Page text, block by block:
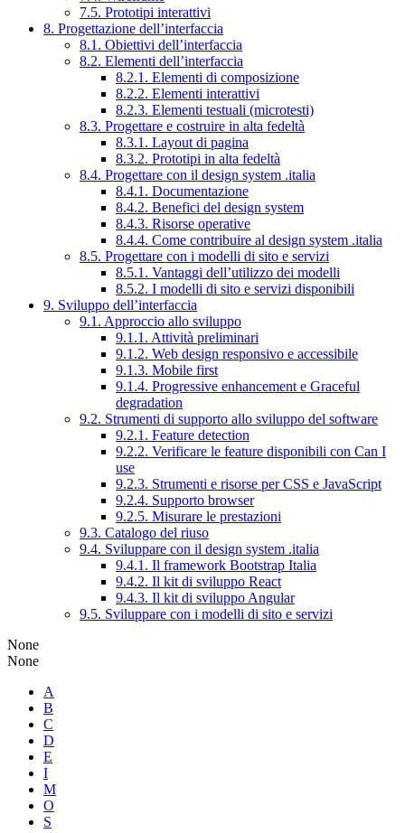
7.5. Prototipi interattivi
8. Progettazione dell’interfaccia
8.1. Obiettivi dell’interfaccia
8.2. Elementi dell’interfaccia
8.2.1. Elementi di composizione
8.2.2. Elementi interattivi
8.2.3. Elementi testuali (microtesti)
8.3. Progettare e costruire in alta fedeltà
8.3.1. Layout di pagina
8.3.2. Prototipi in alta fedeltà
8.4. Progettare con il design system .italia
8.4.1. Documentazione
8.4.2. Benefici del design system
8.4.3. Risorse operative
8.4.4. Come contribuire al design system .italia
8.5. Progettare con i modelli di sito e servizi
8.5.1. Vantaggi dell’utilizzo dei modelli
8.5.2. I modelli di sito e servizi disponibili
9. Sviluppo dell’interfaccia
9.1. Approccio allo sviluppo
9.1.1. Attività preliminari
9.1.2. Web design responsivo e accessibile
9.1.3. Mobile first
9.1.4. Progressive enhancement e Graceful
degradation
9.2. Strumenti di supporto allo sviluppo del software
9.2.1. Feature detection
9.2.2. Verificare le feature disponibili con Can I
use
9.2.3. Strumenti e risorse per CSS e JavaScript
9.2.4. Supporto browser
9.2.5. Misurare le prestazioni
9.3. Catalogo del riuso
9.4. Sviluppare con il design system .italia
9.4.1. Il framework Bootstrap Italia
9.4.2. Il kit di sviluppo React
9.4.3. Il kit di sviluppo Angular
9.5. Sviluppare con i modelli di sito e servizi
None
None
A
B
C
D
E
I
M
O
S